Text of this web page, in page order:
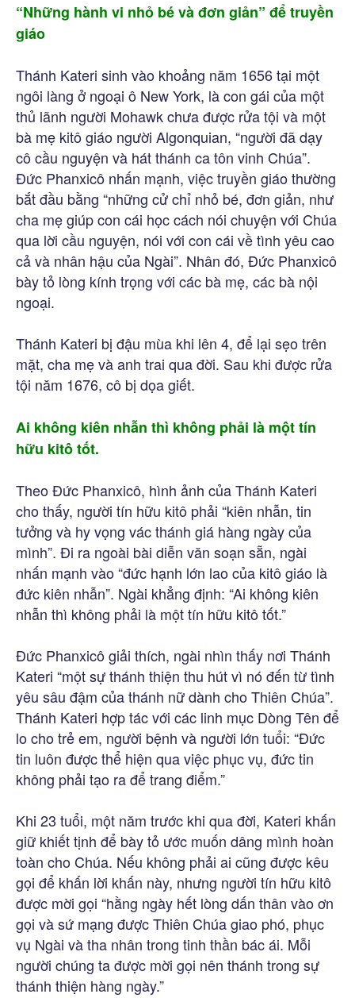
“Những hành vi nhỏ bé và đơn giản” để truyền
giáo
Thánh Kateri sinh vào khoảng năm 1656 tại một
ngôi làng ở ngoại ô New York, là con gái của một
thủ lãnh người Mohawk chưa được rửa tội và một
bà mẹ kitô giáo người Algonquian, “người đã dạy
cô cầu nguyện và hát thánh ca tôn vinh Chúa”.
Đức Phanxicô nhấn mạnh, việc truyền giáo thường
bắt đầu bằng “những cử chỉ nhỏ bé, đơn giản, như
cha mẹ giúp con cái học cách nói chuyện với Chúa
qua lời cầu nguyện, nói với con cái về tình yêu cao
cả và nhân hậu của Ngài”. Nhân đó, Đức Phanxicô
bày tỏ lòng kính trọng với các bà mẹ, các bà nội
ngoại.
Thánh Kateri bị đậu mùa khi lên 4, để lại sẹo trên
mặt, cha mẹ và anh trai qua đời. Sau khi được rửa
tội năm 1676, cô bị dọa giết.
Ai không kiên nhẫn thì không phải là một tín
hữu kitô tốt.
Theo Đức Phanxicô, hình ảnh của Thánh Kateri
cho thấy, người tín hữu kitô phải “kiên nhẫn, tin
tưởng và hy vọng vác thánh giá hàng ngày của
mình”. Đi ra ngoài bài diễn văn soạn sẵn, ngài
nhấn mạnh vào “đức hạnh lớn lao của kitô giáo là
đức kiên nhẫn”. Ngài khẳng định: “Ai không kiên
nhẫn thì không phải là một tín hữu kitô tốt.”
Đức Phanxicô giải thích, ngài nhìn thấy nơi Thánh
Kateri “một sự thánh thiện thu hút vì nó đến từ tình
yêu sâu đậm của thánh nữ dành cho Thiên Chúa”.
Thánh Kateri hợp tác với các linh mục Dòng Tên để
lo cho trẻ em, người bệnh và người lớn tuổi: “Đức
tin luôn được thể hiện qua việc phục vụ, đức tin
không phải tạo ra để trang điểm.”
Khi 23 tuổi, một năm trước khi qua đời, Kateri khấn
giữ khiết tịnh để bày tỏ ước muốn dâng mình hoàn
toàn cho Chúa. Nếu không phải ai cũng được kêu
gọi để khấn lời khấn này, nhưng người tín hữu kitô
được mời gọi “hằng ngày hết lòng dấn thân vào ơn
gọi và sứ mạng được Thiên Chúa giao phó, phục
vụ Ngài và tha nhân trong tinh thần bác ái. Mỗi
người chúng ta được mời gọi nên thánh trong sự
thánh thiện hàng ngày.”